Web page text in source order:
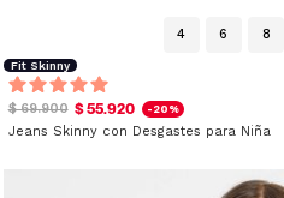
4 6 8
Fit Skinny
$ 69.900 $ 55.920 -20%
Jeans Skinny con Desgastes para Niña